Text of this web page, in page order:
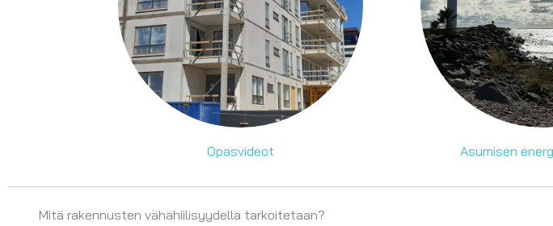
Opasvideot Asumisen
Mitä rakennusten vähähiilisyydellä tarkoitetaan?